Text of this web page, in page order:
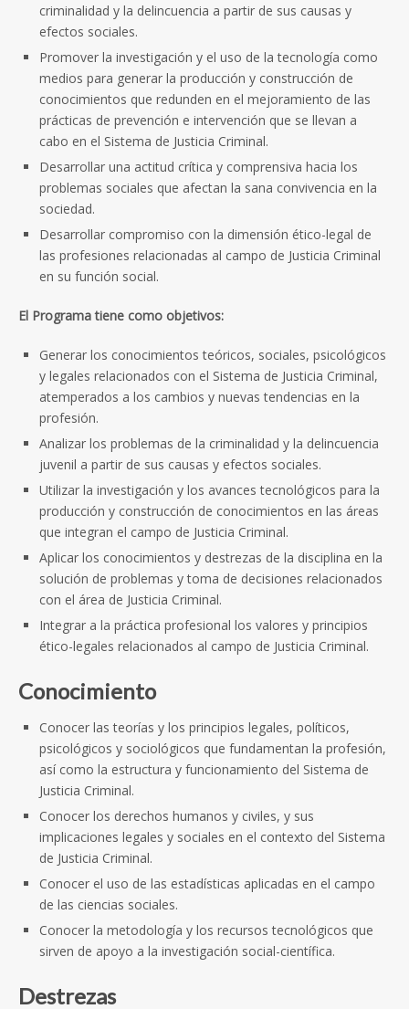
criminalidad y la delincuencia a partir de sus causas y
efectos sociales.
Promover la investigación y el uso de la tecnología como
medios para generar la producción y construcción de
conocimientos que redunden en el mejoramiento de las
prácticas de prevención e intervención que se llevan a
cabo en el Sistema de Justicia Criminal.
Desarrollar una actitud crítica y comprensiva hacia los
problemas sociales que afectan la sana convivencia en la
sociedad.
Desarrollar compromiso con la dimensión ético-legal de
las profesiones relacionadas al campo de Justicia Criminal
en su función social.
El Programa tiene como objetivos:
Generar los conocimientos teóricos, sociales, psicológicos
y legales relacionados con el Sistema de Justicia Criminal,
atemperados a los cambios y nuevas tendencias en la
profesión.
Analizar los problemas de la criminalidad y la delincuencia
juvenil a partir de sus causas y efectos sociales.
Utilizar la investigación y los avances tecnológicos para la
producción y construcción de conocimientos en las áreas
que integran el campo de Justicia Criminal.
Aplicar los conocimientos y destrezas de la disciplina en la
solución de problemas y toma de decisiones relacionados
con el área de Justicia Criminal.
Integrar a la práctica profesional los valores y principios
ético-legales relacionados al campo de Justicia Criminal.
Conocimiento
Conocer las teorías y los principios legales, políticos,
psicológicos y sociológicos que fundamentan la profesión,
así como la estructura y funcionamiento del Sistema de
Justicia Criminal.
Conocer los derechos humanos y civiles, y sus
implicaciones legales y sociales en el contexto del Sistema
de Justicia Criminal.
Conocer el uso de las estadísticas aplicadas en el campo
de las ciencias sociales.
Conocer la metodología y los recursos tecnológicos que
sirven de apoyo a la investigación social-científica.
Destrezas